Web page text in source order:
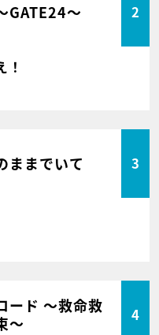
GATE24～ 2
ままでいて 3
ード ～救命救
～
4